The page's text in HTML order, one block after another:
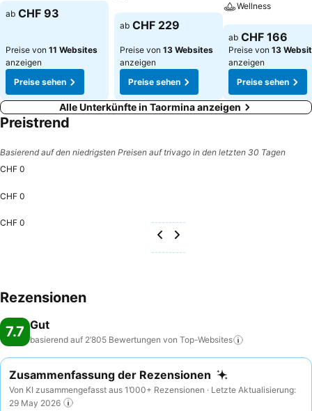
Preise sehen
ab CHF 93
Preise von 11 Websites
anzeigen
Preise sehen
Preise sehen
ab CHF 229
Preise von 13 Websites
anzeigen
Preise sehen
Wellness
Preise sehen
ab CHF 166
Preise von 13
anzeigen
Preise sehen
Alle Unterkünfte in Taormina anzeigen
Preistrend
Basierend auf den niedrigsten Preisen auf trivago in den letzten 30 Tagen
CHF 0
CHF 0
CHF 0
Rezensionen
7.7 Gut
basierend auf 2’805 Bewertungen von Top-Websites
Zusammenfassung der Rezensionen
Von KI zusammengefasst aus 1’000+ Rezensionen · Letzte Aktualisierung:
29 May 2026